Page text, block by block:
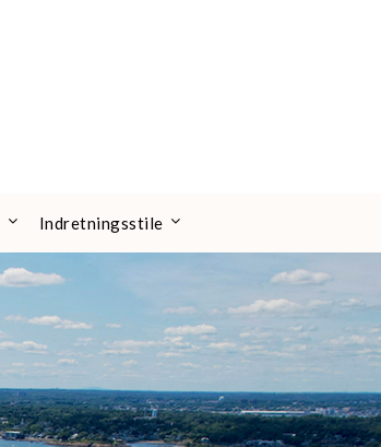
Indretningsstile